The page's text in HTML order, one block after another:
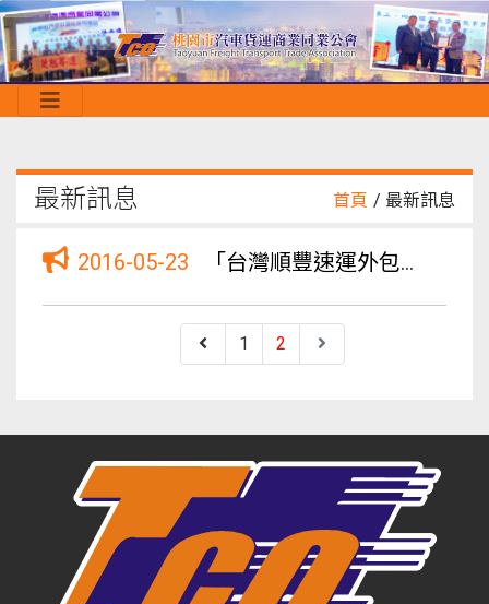
最新訊息 首頁 / 最新訊息
2016-05-23 「台灣順豐速運外包車輛運送」公開招標案
1 2